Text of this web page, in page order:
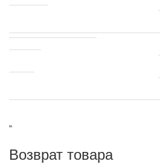
Другие характеристики
"
Возврат товара